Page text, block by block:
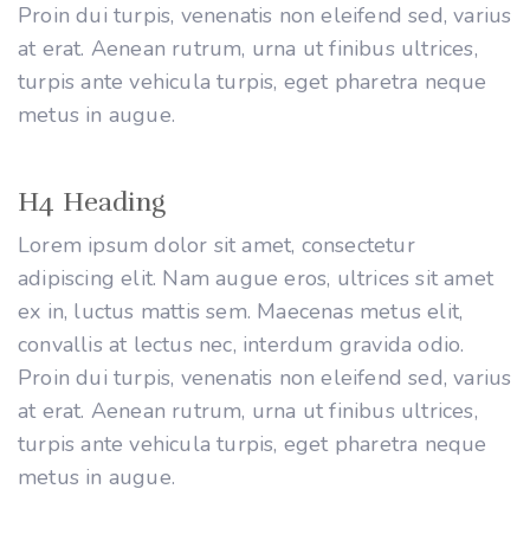
Proin dui turpis, venenatis non eleifend sed, varius
at erat. Aenean rutrum, urna ut finibus ultrices,
turpis ante vehicula turpis, eget pharetra neque
metus in augue.
H4 Heading
Lorem ipsum dolor sit amet, consectetur
adipiscing elit. Nam augue eros, ultrices sit amet
ex in, luctus mattis sem. Maecenas metus elit,
convallis at lectus nec, interdum gravida odio.
Proin dui turpis, venenatis non eleifend sed, varius
at erat. Aenean rutrum, urna ut finibus ultrices,
turpis ante vehicula turpis, eget pharetra neque
metus in augue.